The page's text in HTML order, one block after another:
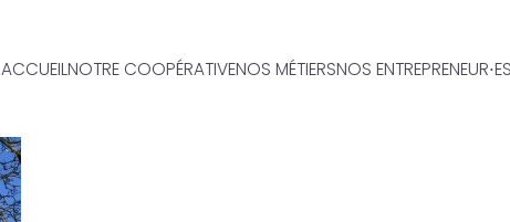
ACCUEILNOTRE COOPÉRATIVENOS MÉTIERSNOS ENTREPRENEUR⋅ES